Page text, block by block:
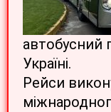
автобусний
Україні.
Рейси